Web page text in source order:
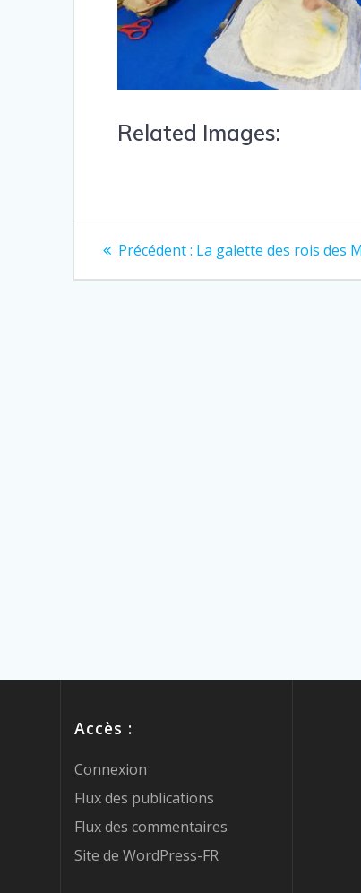
Related Images:
Précédent : La galette des rois des
Accès :
Connexion
Flux des publications
Flux des commentaires
Site de WordPress-FR